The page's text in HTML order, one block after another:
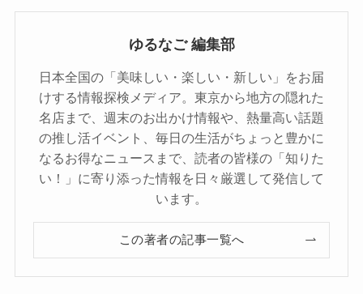
ゆるなご 編集部
日本全国の「美味しい・楽しい・新しい」をお届
けする情報探検メディア。東京から地方の隠れた
名店まで、週末のお出かけ情報や、熱量高い話題
の推し活イベント、毎日の生活がちょっと豊かに
なるお得なニュースまで、読者の皆様の「知りた
い！」に寄り添った情報を日々厳選して発信して
います。
この著者の記事一覧へ